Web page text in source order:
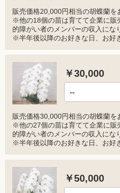
販売価格20,000円相当の胡蝶蘭を
※他の18個の苗は育てて企業に販
的障がい者のメンバーの収入にな
※半年後以降のお好きな日、お好
￥30,000
販売価格30,000円相当の胡蝶蘭を
※他の27個の苗は育てて企業に販
的障がい者のメンバーの収入にな
※半年後以降のお好きな日、お好
￥50,000